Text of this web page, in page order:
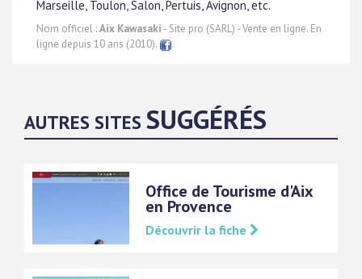
Marseille, Toulon, Salon, Pertuis, Avignon, etc.
Nom officiel :Aix Kawasaki - Site pro (SARL) - Vente en ligne. En
ligne depuis 10 ans (2010).
AUTRES SITES SUGGÉRÉS
Office de Tourisme d'Aix
en Provence
Découvrir la fiche